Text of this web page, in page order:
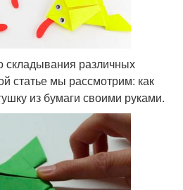
складывания различных
статье мы рассмотрим: как
из бумаги своими руками.